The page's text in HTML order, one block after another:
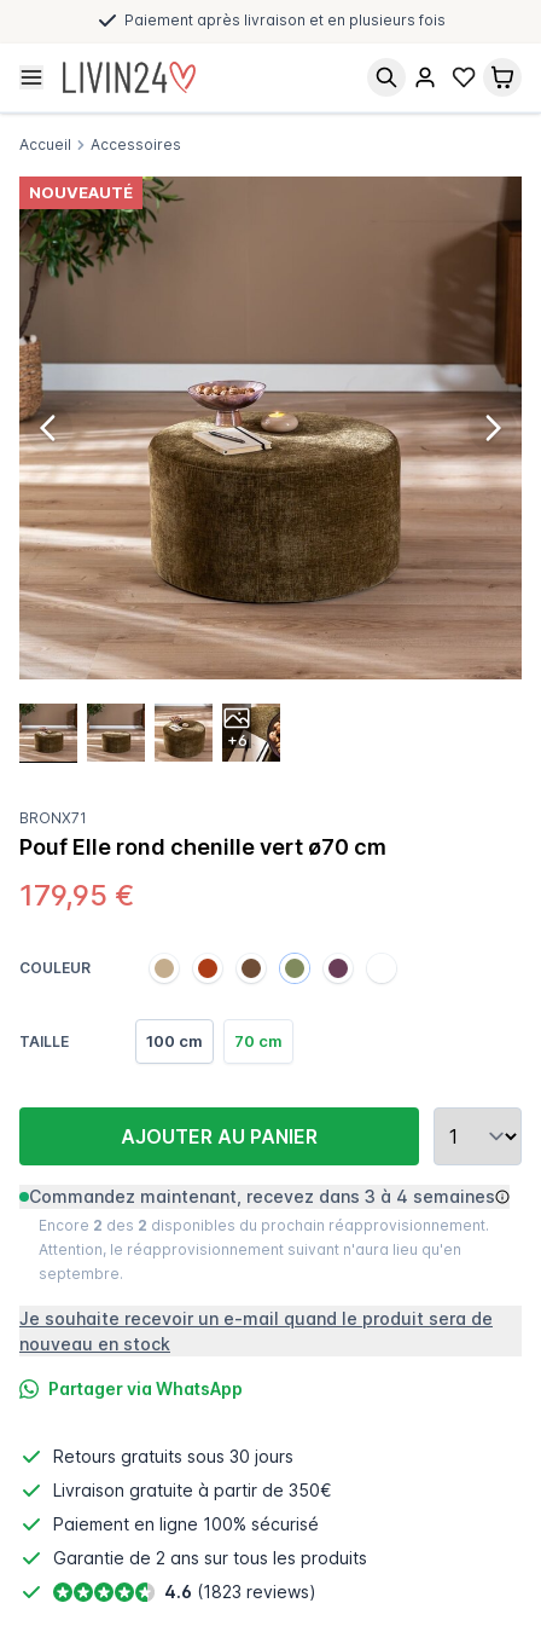
Paiement après livraison et en plusieurs fois
Accueil Accessoires
NOUVEAUTÉ
+6
BRONX71
Pouf Elle rond chenille vert ø70 cm
179,95 €
COULEUR
TAILLE 100 cm 70 cm
AJOUTER AU PANIER
Commandez maintenant, recevez dans 3 à 4 semaines
Encore 2 des 2 disponibles du prochain réapprovisionnement.
Attention, le réapprovisionnement suivant n'aura lieu qu'en
septembre.
Je souhaite recevoir un e-mail quand le produit sera de
nouveau en stock
Partager via WhatsApp
Retours gratuits sous 30 jours
Livraison gratuite à partir de 350€
Paiement en ligne 100% sécurisé
Garantie de 2 ans sur tous les produits
4.6 (1823 reviews)